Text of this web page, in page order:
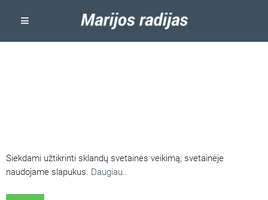
Siekdami užtikrinti sklandų svetainės veikimą, svetainėje
naudojame slapukus. Daugiau..